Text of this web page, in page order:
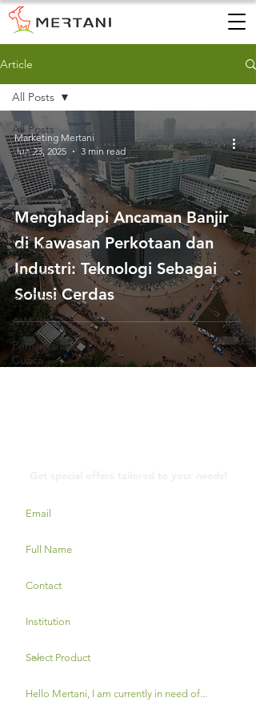
Article
All Posts
AWS
AWLR
ARR
AQMS
WQMS
Instalasi
Air Tanah
AWLR
Pemantauan
Cuaca
All Posts
Menghadapi Ancaman Banjir
di Kawasan Perkotaan dan
Industri: Teknologi Sebagai
Solusi Cerdas
Marketing Mertani
Jun 23, 2025
3 min read